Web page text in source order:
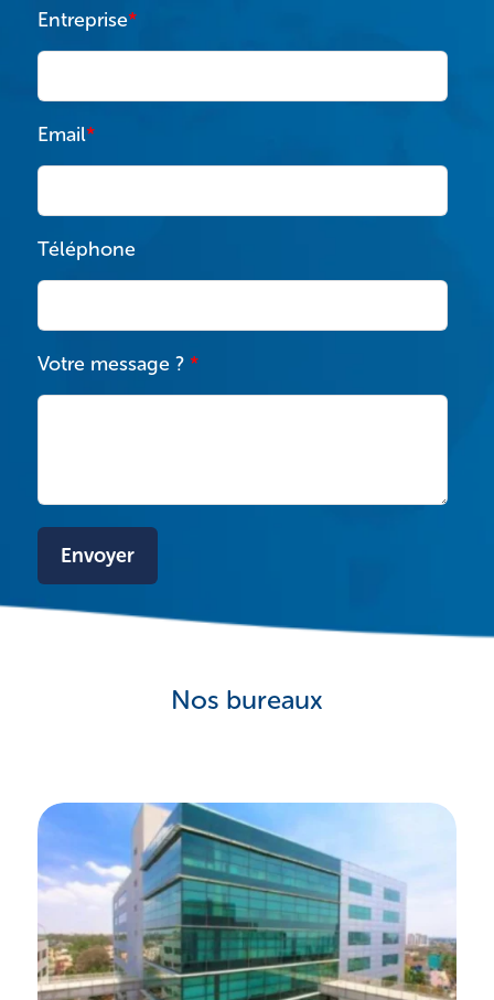
Entreprise*
Email*
Téléphone
Votre message ? *
Nos bureaux